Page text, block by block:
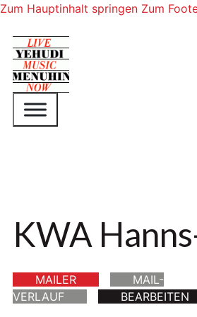
Zum Hauptinhalt springen Zum
KWA
MAILER
MAIL-
VERLAUF
BEARBEITEN